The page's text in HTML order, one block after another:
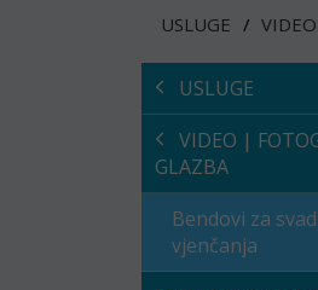
USLUGE
USLUGE
VIDEO |
GLAZBA
Bendovi za
vjenčanja